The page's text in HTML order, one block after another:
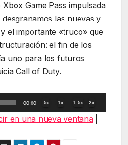
Xbox Game Pass impulsada
las nuevas y
el importante «truco» que
el fin de los
uno para los futuros
Call of Duty.
00:00 .5x 1x 1.5x 2x
en una nueva ventana